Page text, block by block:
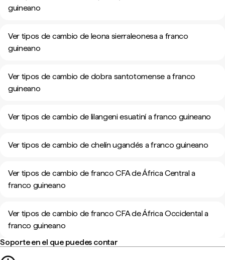
guineano
Ver tipos de cambio de leona sierraleonesa a franco
guineano
Ver tipos de cambio de dobra santotomense a franco
guineano
Ver tipos de cambio de lilangeni esuatiní a franco guineano
Ver tipos de cambio de chelín ugandés a franco guineano
Ver tipos de cambio de franco CFA de África Central a
franco guineano
Ver tipos de cambio de franco CFA de África Occidental a
franco guineano
Soporte en el que puedes contar